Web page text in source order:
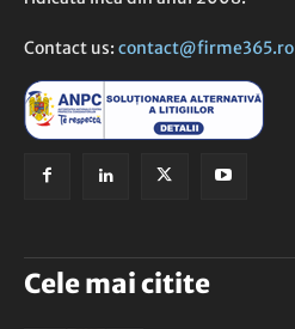
Contact us: contact@firme365.ro
Cele mai citite